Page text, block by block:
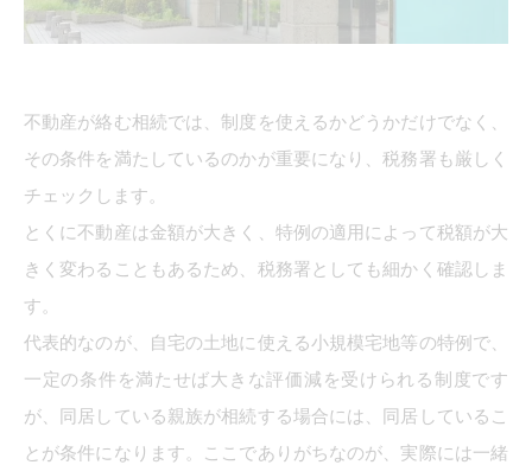
不動産が絡む相続では、制度を使えるかどうかだけでなく、
その条件を満たしているのかが重要になり、税務署も厳しく
チェックします。
とくに不動産は金額が大きく、特例の適用によって税額が大
きく変わることもあるため、税務署としても細かく確認しま
す。
代表的なのが、自宅の土地に使える小規模宅地等の特例で、
一定の条件を満たせば大きな評価減を受けられる制度です
が、同居している親族が相続する場合には、同居しているこ
とが条件になります。ここでありがちなのが、実際には一緒